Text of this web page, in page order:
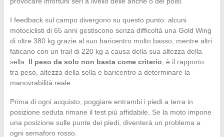
I feedback sul campo divergono su questo punto: alcuni
motociclisti di 65 anni gestiscono senza difficoltà una Gold Wing
di oltre 380 kg grazie al suo baricentro molto basso, mentre altri
faticano con un trail di 220 kg a causa della sua altezza della
sella. Il peso da solo non basta come criterio, è il rapporto
tra peso, altezza della sella e baricentro a determinare la
manovrabilità reale.
Prima di ogni acquisto, poggiare entrambi i piedi a terra in
posizione seduta rimane il test più affidabile. Se la moto impone
una posizione sulle punte dei piedi, diventerà un problema a
ogni semaforo rosso.